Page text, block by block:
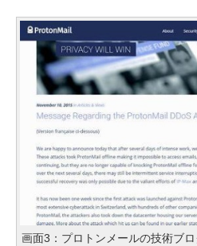
画面3：プロトンメールの技術ブ